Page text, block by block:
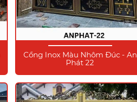
Cổng Inox Màu Nhôm Đúc - An
Phát 22